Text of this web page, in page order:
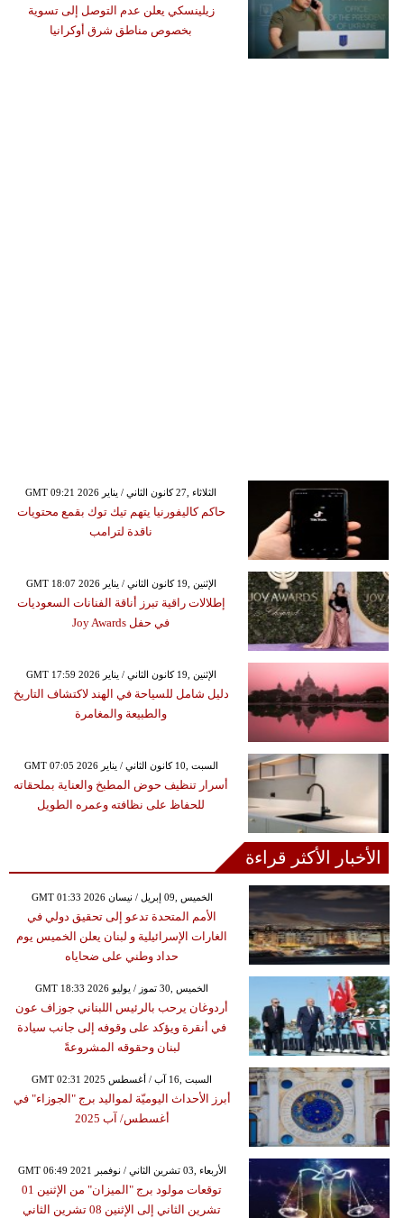
زيلينسكي يعلن عدم التوصل إلى تسوية
بخصوص مناطق شرق أوكرانيا
GMT 09:21 2026 الثلاثاء ,27 كانون الثاني / يناير
حاكم كاليفورنيا يتهم تيك توك بقمع محتويات
ناقدة لترامب
GMT 18:07 2026 الإثنين ,19 كانون الثاني / يناير
إطلالات راقية تبرز أناقة الفنانات السعوديات
في حفل Joy Awards
GMT 17:59 2026 الإثنين ,19 كانون الثاني / يناير
دليل شامل للسياحة في الهند لاكتشاف التاريخ
والطبيعة والمغامرة
GMT 07:05 2026 السبت ,10 كانون الثاني / يناير
أسرار تنظيف حوض المطبخ والعناية بملحقاته
للحفاظ على نظافته وعمره الطويل
الأخبار الأكثر قراءة
GMT 01:33 2026 الخميس ,09 إبريل / نيسان
الأمم المتحدة تدعو إلى تحقيق دولي في
الغارات الإسرائيلية و لبنان يعلن الخميس يوم
حداد وطني على ضحاياه
GMT 18:33 2026 الخميس ,30 تموز / يوليو
أردوغان يرحب بالرئيس اللبناني جوزاف عون
في أنقرة ويؤكد على وقوفه إلى جانب سيادة
لبنان وحقوقه المشروعةً
GMT 02:31 2025 السبت ,16 آب / أغسطس
أبرز الأحداث اليوميّة لمواليد برج "الجوزاء" في
أغسطس/ آب 2025
GMT 06:49 2021 الأربعاء ,03 تشرين الثاني / نوفمبر
توقعات مولود برج "الميزان" من الإثنين 01
تشرين الثاني إلى الإثنين 08 تشرين الثاني